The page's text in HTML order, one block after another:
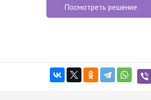
Посмотреть решение